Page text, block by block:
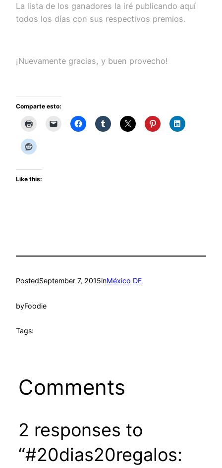
La lista de los ganadores la iré publicando aquí
todos los días con sus respectivos premios.
¡Nuevamente gracias, y buen provecho!
Comparte esto:
Like this:
PostedSeptember 7, 2015inMéxico DF
byFoodie
Tags:
Comments
2 responses to
“#20dias20regalos: